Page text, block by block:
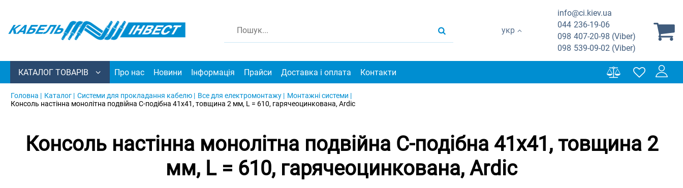
укр
info@ci.kiev.ua
044 236-19-06
098 407-20-98 (Viber)
098 539-09-02 (Viber)
КАТАЛОГ ТОВАРІВ Про нас Новини Інформація Прайси Доставка і оплата Контакти
Головна | Каталог | Системи для прокладання кабелю | Все для електромонтажу | Монтажні системи |
Консоль настінна монолітна подвійна С-подібна 41х41, товщина 2 мм, L = 610, гарячеоцинкована, Ardic
Консоль настінна монолітна подвійна С-подібна 41х41, товщина 2
мм, L = 610, гарячеоцинкована, Ardic